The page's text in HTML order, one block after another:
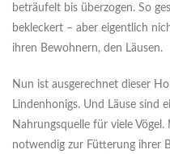
beträufelt bis überzogen. So
bekleckert – aber eigentlich
ihren Bewohnern, den Läusen.
Nun ist ausgerechnet dieser
Lindenhonigs. Und Läuse sind
Nahrungsquelle für viele Vögel.
notwendig zur Fütterung ihrer